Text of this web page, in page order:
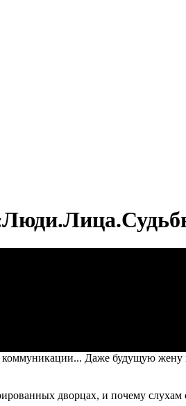
коммуникации... Даже будущую жену
дворцах, и почему слухам